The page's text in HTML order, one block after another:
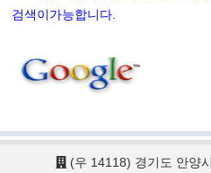
검색이가능합니다.
(우 14118) 경기도 안양